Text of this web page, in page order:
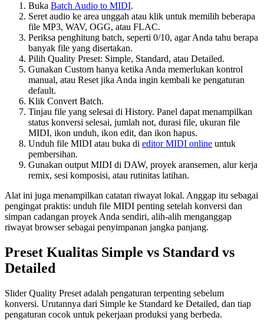
Buka Batch Audio to MIDI.
Seret audio ke area unggah atau klik untuk memilih beberapa
file MP3, WAV, OGG, atau FLAC.
Periksa penghitung batch, seperti 0/10, agar Anda tahu berapa
banyak file yang disertakan.
Pilih Quality Preset: Simple, Standard, atau Detailed.
Gunakan Custom hanya ketika Anda memerlukan kontrol
manual, atau Reset jika Anda ingin kembali ke pengaturan
default.
Klik Convert Batch.
Tinjau file yang selesai di History. Panel dapat menampilkan
status konversi selesai, jumlah not, durasi file, ukuran file
MIDI, ikon unduh, ikon edit, dan ikon hapus.
Unduh file MIDI atau buka di editor MIDI online untuk
pembersihan.
Gunakan output MIDI di DAW, proyek aransemen, alur kerja
remix, sesi komposisi, atau rutinitas latihan.
Alat ini juga menampilkan catatan riwayat lokal. Anggap itu sebagai
pengingat praktis: unduh file MIDI penting setelah konversi dan
simpan cadangan proyek Anda sendiri, alih-alih menganggap
riwayat browser sebagai penyimpanan jangka panjang.
Preset Kualitas Simple vs Standard vs
Detailed
Slider Quality Preset adalah pengaturan terpenting sebelum
konversi. Urutannya dari Simple ke Standard ke Detailed, dan tiap
pengaturan cocok untuk pekerjaan produksi yang berbeda.